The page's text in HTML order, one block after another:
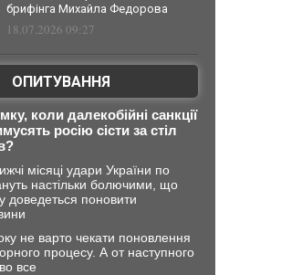
брифінга Михайла Федорова
18.07.2026 09:27
ОПИТУВАННЯ
коли далекобійні санкції
росію сісти за стіл
місяці удари України по
настільки болючими, що
доведеться поновити
не варто чекати поновлення
процесу. А от наступного
все